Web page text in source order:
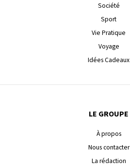
Société
Sport
Vie Pratique
Voyage
Idées Cadeaux
LE GROUPE
À propos
Nous contacter
La rédaction